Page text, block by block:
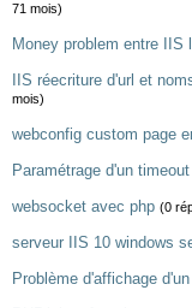
71 mois)
Money problem entre IIS
IIS réecriture d'url et
mois)
webconfig custom page
Paramétrage d'un
websocket avec php (0
serveur IIS 10 windows
Problème d'affichage